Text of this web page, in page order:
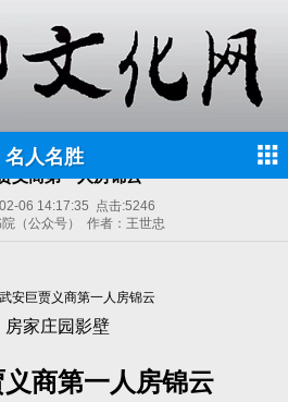
名人名胜
义商第一人房锦云
06 14:17:35 点击:5246
（公众号） 作者：王世忠
房家庄园影壁
商第一人房锦云